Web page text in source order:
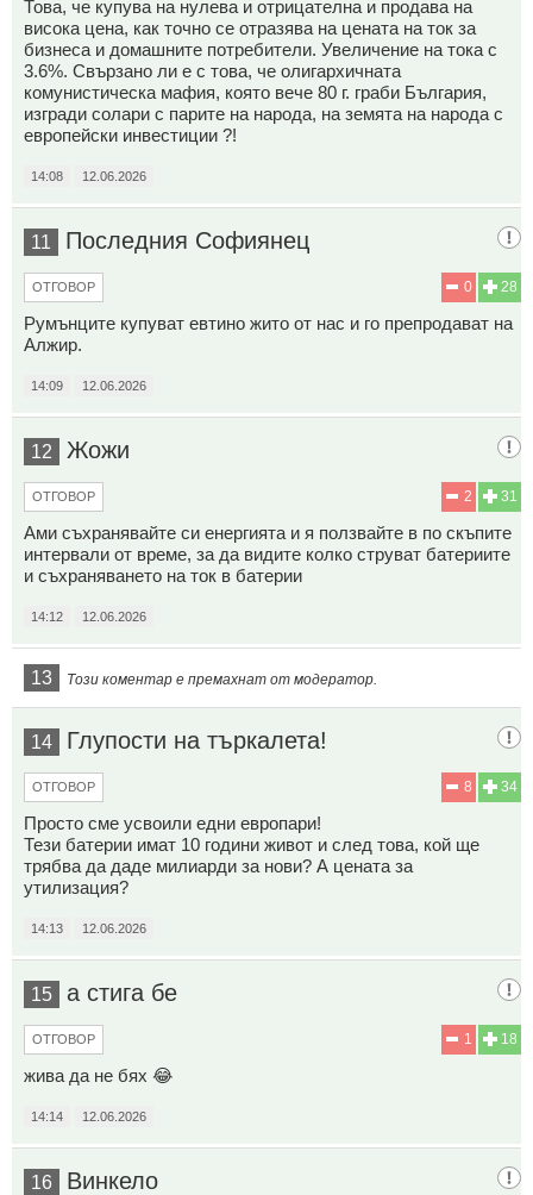
Това, че купува на нулева и отрицателна и продава на
висока цена, как точно се отразява на цената на ток за
бизнеса и домашните потребители. Увеличение на тока с
3.6%. Свързано ли е с това, че олигархичната
комунистическа мафия, която вече 80 г. граби България,
изгради солари с парите на народа, на земята на народа с
европейски инвестиции ?!
14:08 12.06.2026
11 Последния Софиянец
28
0
ОТГОВОР
Румънците купуват евтино жито от нас и го препродават на
Алжир.
14:09 12.06.2026
12 Жожи
31
2
ОТГОВОР
Ами съхранявайте си енергията и я ползвайте в по скъпите
интервали от време, за да видите колко струват батериите
и съхраняването на ток в батерии
14:12 12.06.2026
13 Този коментар е премахнат от модератор.
14 Глупости на търкалета!
34
8
ОТГОВОР
Просто сме усвоили едни европари!
Тези батерии имат 10 години живот и след това, кой ще
трябва да даде милиарди за нови? А цената за
утилизация?
14:13 12.06.2026
15 а стига бе
18
1
ОТГОВОР
жива да не бях 😂
14:14 12.06.2026
16 Винкело